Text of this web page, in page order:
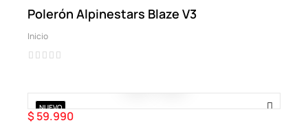
Polerón Alpinestars Blaze V3
Inicio
NUEVO
Precio
$ 59.990